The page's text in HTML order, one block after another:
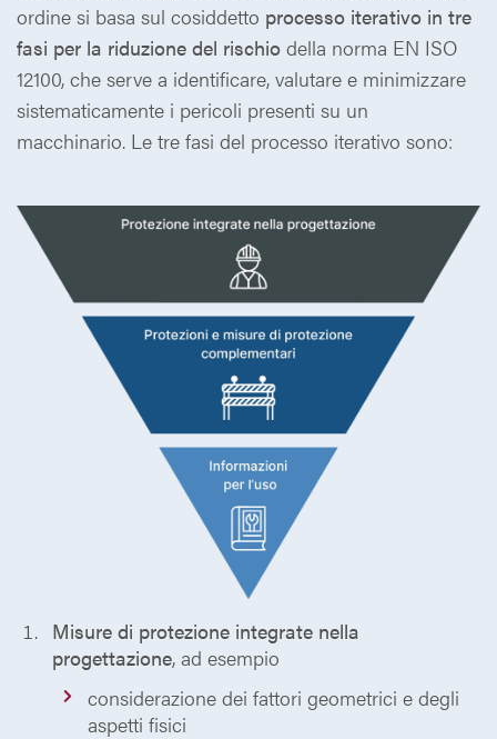
ordine si basa sul cosiddetto processo iterativo in tre
fasi per la riduzione del rischio della norma EN ISO
12100, che serve a identificare, valutare e minimizzare
sistematicamente i pericoli presenti su un
macchinario. Le tre fasi del processo iterativo sono:
Misure di protezione integrate nella
progettazione, ad esempio
considerazione dei fattori geometrici e degli
aspetti fisici